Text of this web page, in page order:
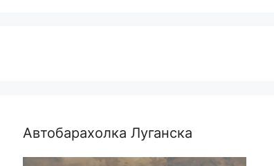
Автобарахолка Луганска